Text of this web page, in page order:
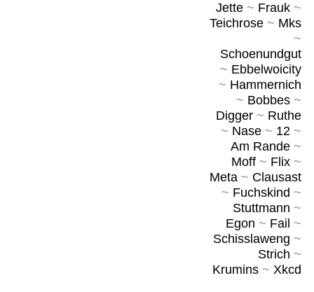
Jette~ Frauk~
Teichrose~ Mks
~
Schoenundgut
~ Ebbelwoicity
~ Hammernich
~ Bobbes~
Digger~ Ruthe
~ Nase~ 12~
Am Rande~
Moff~ Flix~
Meta~ Clausast
~ Fuchskind ~
Stuttmann ~
Egon ~ Fail ~
Schisslaweng ~
Strich ~
Krumins~ Xkcd